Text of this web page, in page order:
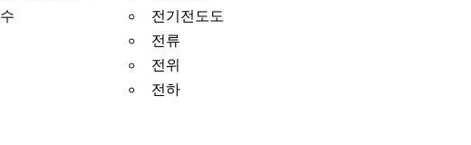
전기전도도
전류
전위
전하